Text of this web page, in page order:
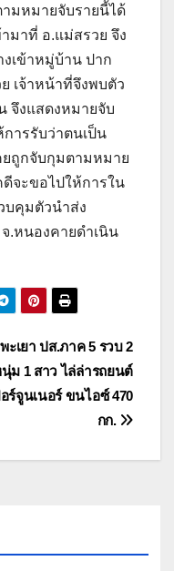
มหมายจับรายนี้ได้
ามาที่ อ.แม่สรวย จึง
เข้าหมู่บ้าน ปาก
เจ้าหน้าที่จึงพบตัว
จึงแสดงหมายจับ
ารรับว่าตนเป็น
ถูกจับกุมตามหมาย
จะขอไปให้การใน
บคุมตัวนำส่ง
.หนองคายดำเนิน
พะเยา ปส.ภาค 5 รวบ 2
ม 1 สาว ไล่ล่ารถยนต์
ร์จูนเนอร์ ขนไอซ์ 470
กก.